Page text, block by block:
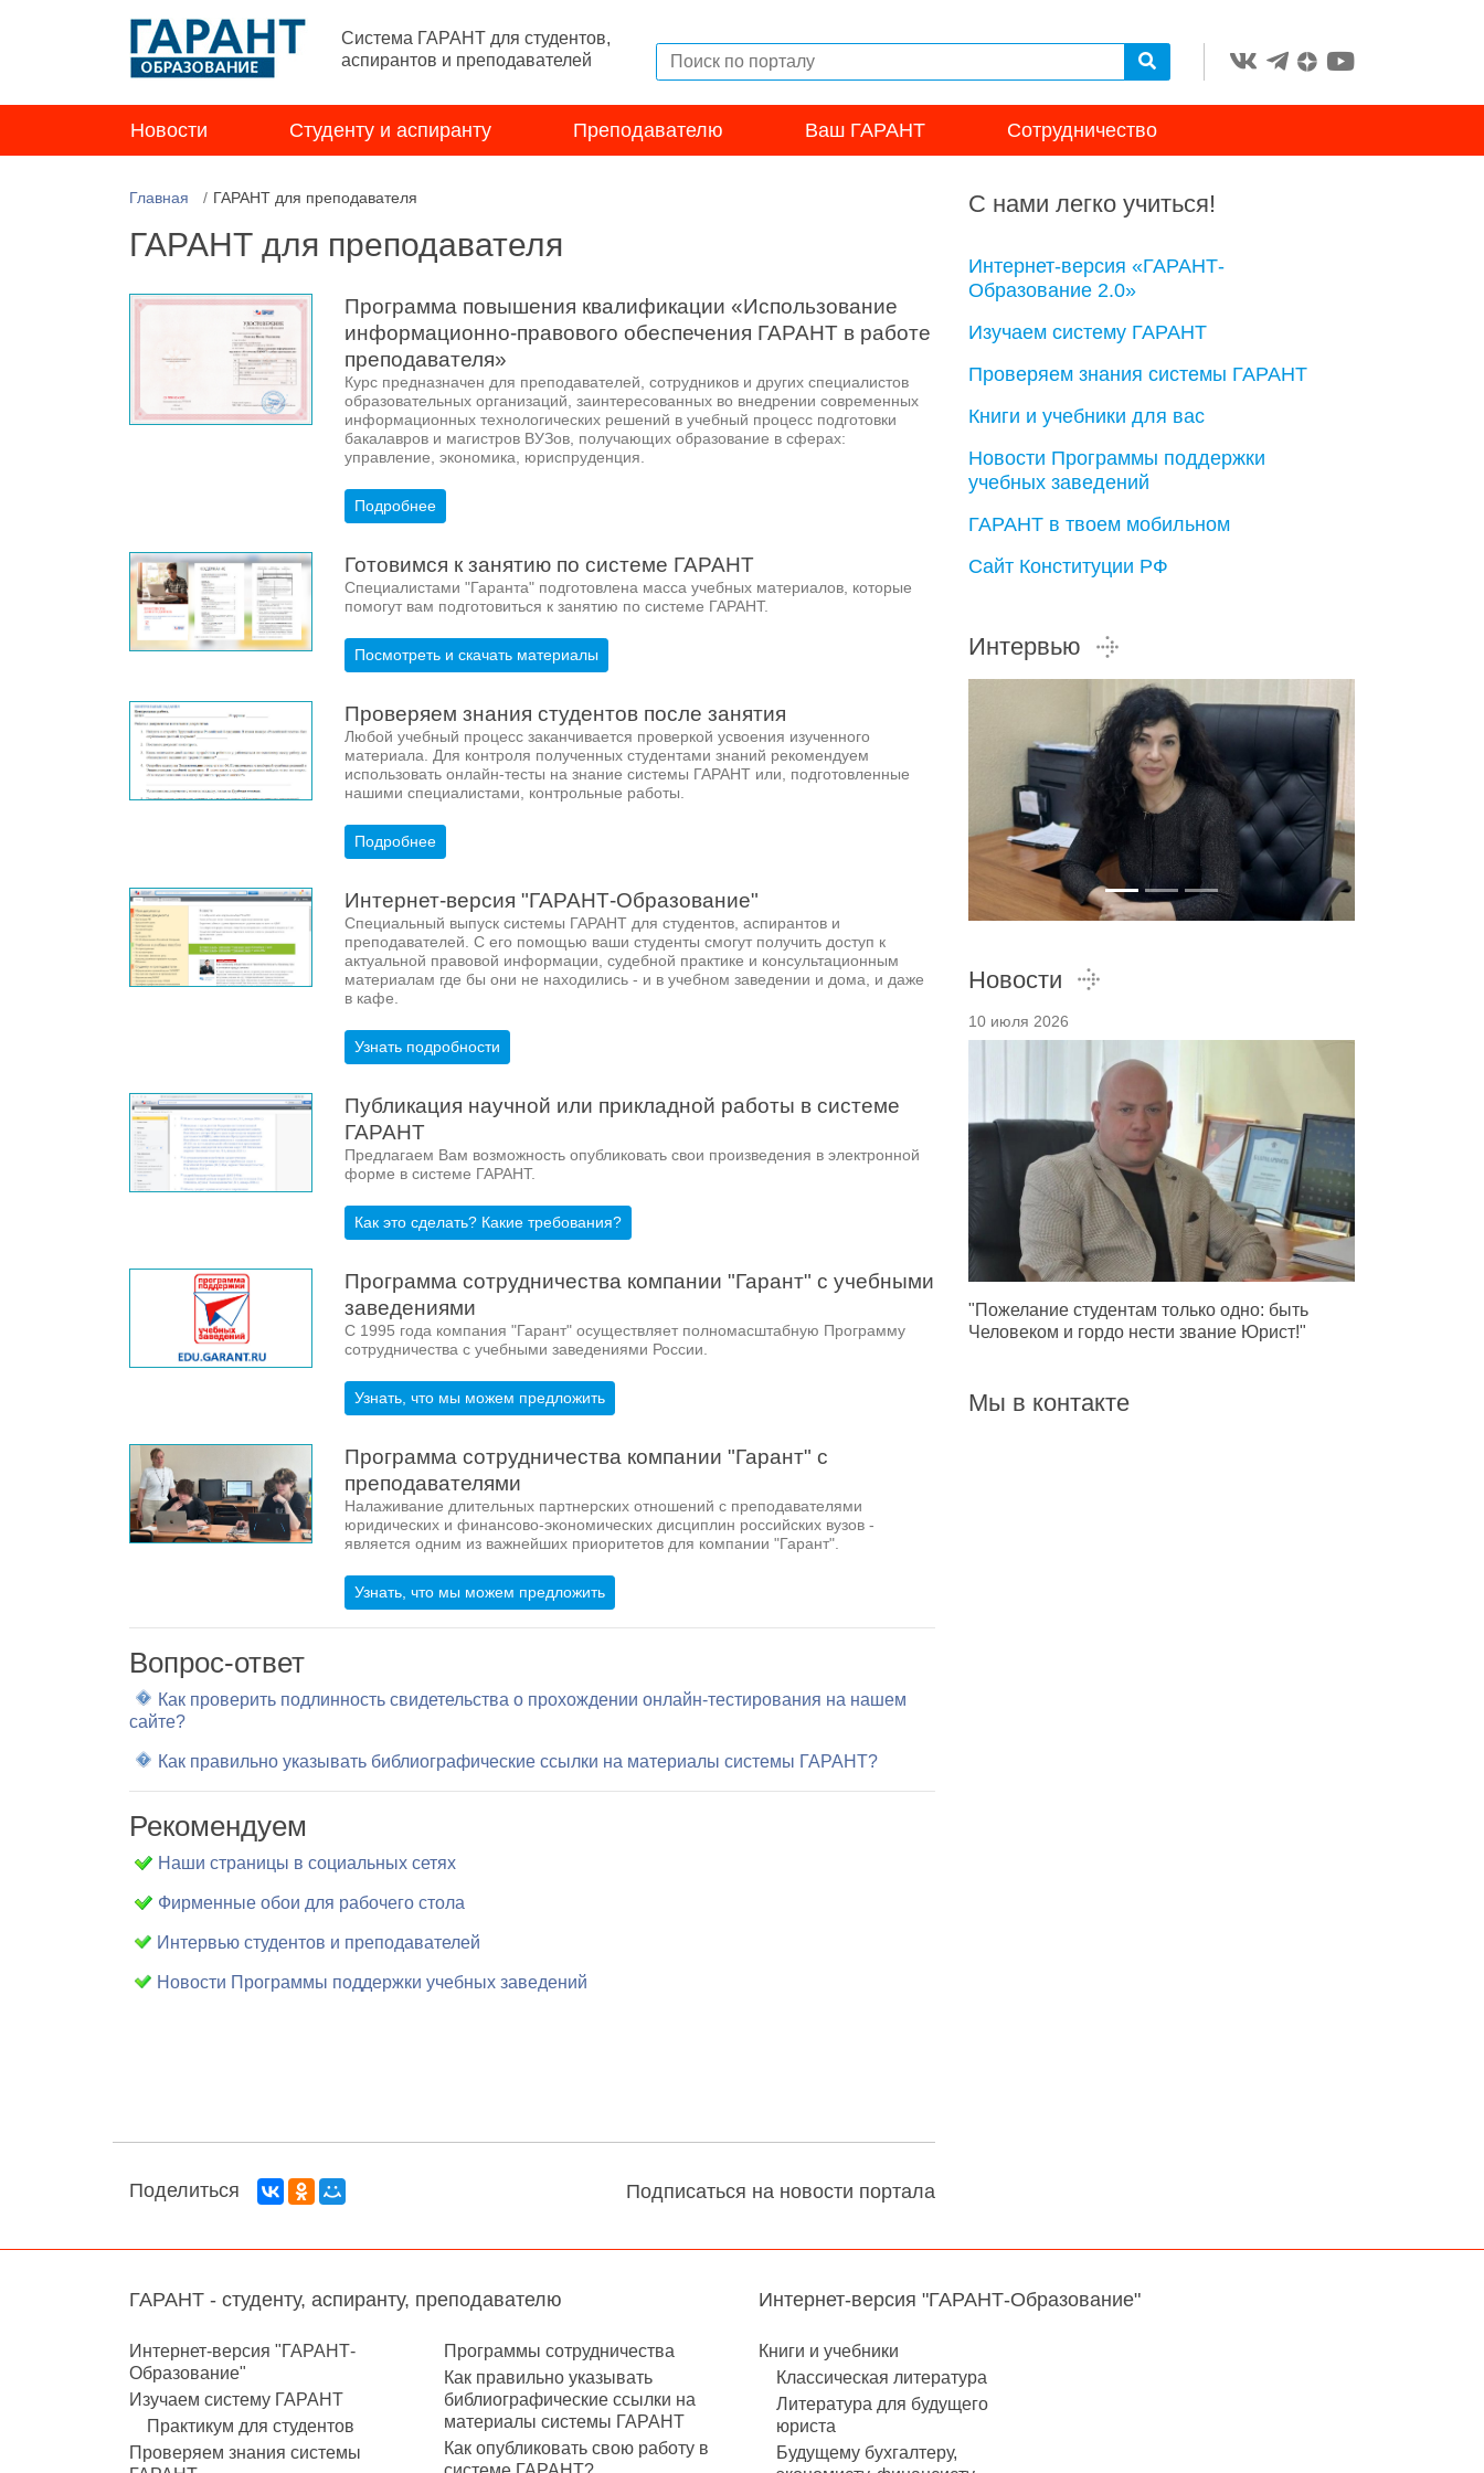
Система ГАРАНТ для студентов,
аспирантов и преподавателей
Новости Студенту и аспиранту Преподавателю Ваш ГАРАНТ Сотрудничество
Главная ГАРАНТ для преподавателя
ГАРАНТ для преподавателя
Программа повышения квалификации «Использование
информационно-правового обеспечения ГАРАНТ в работе
преподавателя»
Курс предназначен для преподавателей, сотрудников и других специалистов
образовательных организаций, заинтересованных во внедрении современных
информационных технологических решений в учебный процесс подготовки
бакалавров и магистров ВУЗов, получающих образование в сферах:
управление, экономика, юриспруденция.
Подробнее
Готовимся к занятию по системе ГАРАНТ
Специалистами "Гаранта" подготовлена масса учебных материалов, которые
помогут вам подготовиться к занятию по системе ГАРАНТ.
Посмотреть и скачать материалы
Проверяем знания студентов после занятия
Любой учебный процесс заканчивается проверкой усвоения изученного
материала. Для контроля полученных студентами знаний рекомендуем
использовать онлайн-тесты на знание системы ГАРАНТ или, подготовленные
нашими специалистами, контрольные работы.
Подробнее
Интернет-версия "ГАРАНТ-Образование"
Специальный выпуск системы ГАРАНТ для студентов, аспирантов и
преподавателей. С его помощью ваши студенты смогут получить доступ к
актуальной правовой информации, судебной практике и консультационным
материалам где бы они не находились - и в учебном заведении и дома, и даже
в кафе.
Узнать подробности
Публикация научной или прикладной работы в системе
ГАРАНТ
Предлагаем Вам возможность опубликовать свои произведения в электронной
форме в системе ГАРАНТ.
Как это сделать? Какие требования?
Программа сотрудничества компании "Гарант" с учебными
заведениями
С 1995 года компания "Гарант" осуществляет полномасштабную Программу
сотрудничества с учебными заведениями России.
Узнать, что мы можем предложить
Программа сотрудничества компании "Гарант" с
преподавателями
Налаживание длительных партнерских отношений с преподавателями
юридических и финансово-экономических дисциплин российских вузов -
является одним из важнейших приоритетов для компании "Гарант".
Узнать, что мы можем предложить
Вопрос-ответ
Как проверить подлинность свидетельства о прохождении онлайн-тестирования на нашем
сайте?
Как правильно указывать библиографические ссылки на материалы системы ГАРАНТ?
Рекомендуем
Наши страницы в социальных сетях
Фирменные обои для рабочего стола
Интервью студентов и преподавателей
Новости Программы поддержки учебных заведений
Поделиться Подписаться на новости портала
С нами легко учиться!
Интернет-версия «ГАРАНТ-
Образование 2.0»
Изучаем систему ГАРАНТ
Проверяем знания системы ГАРАНТ
Книги и учебники для вас
Новости Программы поддержки
учебных заведений
ГАРАНТ в твоем мобильном
Сайт Конституции РФ
Интервью
Новости
10 июля 2026
"Пожелание студентам только одно: быть
Человеком и гордо нести звание Юрист!"
Мы в контакте
ГАРАНТ - студенту, аспиранту, преподавателю
Интернет-версия "ГАРАНТ-
Образование"
Изучаем систему ГАРАНТ
Практикум для студентов
Проверяем знания системы
Программы сотрудничества
Как правильно указывать
библиографические ссылки на
материалы системы ГАРАНТ
Как опубликовать свою работу в
Интернет-версия "ГАРАНТ-Образование"
Книги и учебники
Классическая литература
Литература для будущего
юриста
Будущему бухгалтеру,